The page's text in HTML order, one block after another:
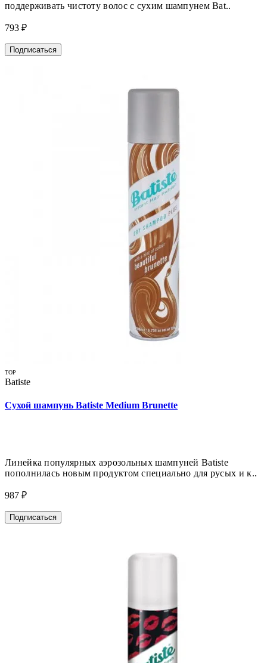
поддерживать чистоту волос с сухим шампунем Bat..
793 ₽
Подписаться
TOP
Batiste
Сухой шампунь Batiste Medium Brunette
Линейка популярных аэрозольных шампуней Batiste
пополнилась новым продуктом специально для русых и к..
987 ₽
Подписаться